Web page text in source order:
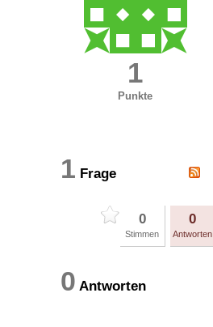
1
Punkte
1 Frage
0
Stimmen
0
Antworten
0 Antworten